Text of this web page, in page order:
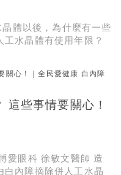
體以後，為什麼有一些
水晶體有使用年限？
些事情要關心！
愛眼科 徐敏文醫師 造
白內障摘除併人工水晶